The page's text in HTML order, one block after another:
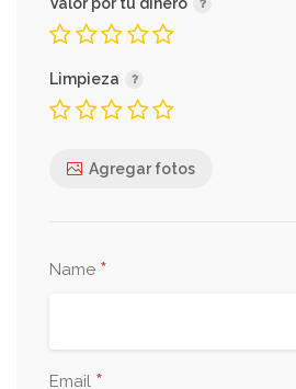
Limpieza
Agregar fotos
Name *
Email *